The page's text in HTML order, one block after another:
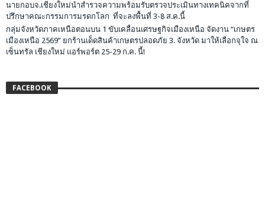
นายกอบจ.เชียงใหม่นำสำรวจความพร้อมรับตรวจประเมินทางเทคนิคจากที่
ปรึกษาคณะกรรมการมรดกโลก ที่จะลงพื้นที่ 3-8 ส.ค.นี้
กลุ่มจังหวัดภาคเหนือตอนบน 1 ขับเคลื่อนเศรษฐกิจเมืองเหนือ จัดงาน “เกษตร
เมืองเหนือ 2569” ยกร้านเด็ดสินค้าเกษตรปลอดภัย 3. จังหวัด มาให้เลือกจุใจ ณ
เซ็นทรัล เชียงใหม่ แอร์พอร์ต 25-29 ก.ค. นี้!
FACEBOOK